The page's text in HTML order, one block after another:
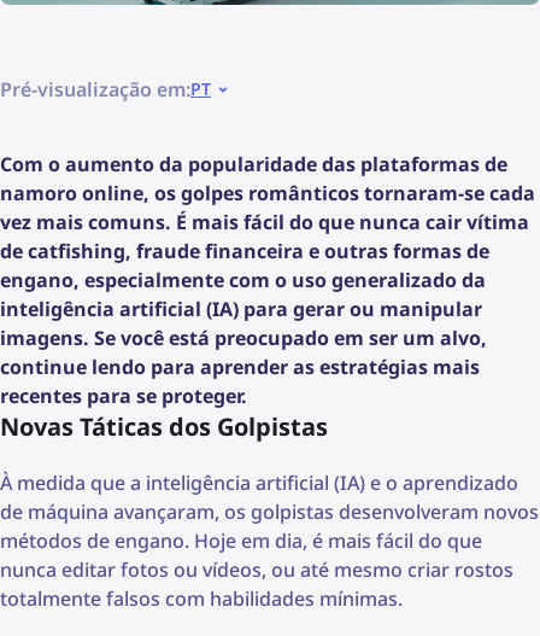
Pré-visualização em:PT
Com o aumento da popularidade das plataformas de
namoro online, os golpes românticos tornaram-se cada
vez mais comuns. É mais fácil do que nunca cair vítima
de catfishing, fraude financeira e outras formas de
engano, especialmente com o uso generalizado da
inteligência artificial (IA) para gerar ou manipular
imagens. Se você está preocupado em ser um alvo,
continue lendo para aprender as estratégias mais
recentes para se proteger.
Novas Táticas dos Golpistas
À medida que a inteligência artificial (IA) e o aprendizado
de máquina avançaram, os golpistas desenvolveram novos
métodos de engano. Hoje em dia, é mais fácil do que
nunca editar fotos ou vídeos, ou até mesmo criar rostos
totalmente falsos com habilidades mínimas.